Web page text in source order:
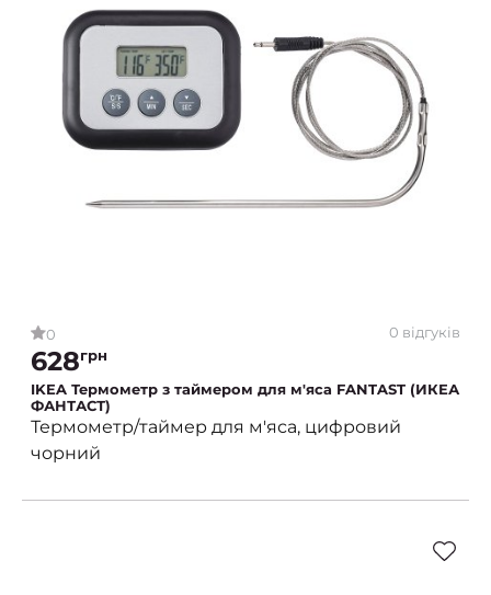
0 0 відгуків
628грн
IKEA Термометр з таймером для м'яса FANTAST (ИКЕА
ФАНТАСТ)
Термометр/таймер для м'яса, цифровий
чорний